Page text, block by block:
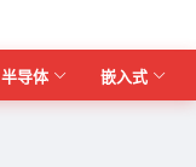
半导体 嵌入式